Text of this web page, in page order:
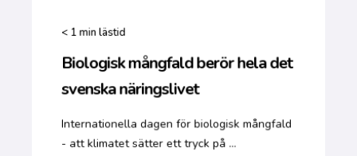
< 1min lästid
Biologisk mångfald berör hela det
svenska näringslivet
Internationella dagen för biologisk mångfald
- att klimatet sätter ett tryck på ...